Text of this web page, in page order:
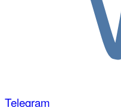
Telegram